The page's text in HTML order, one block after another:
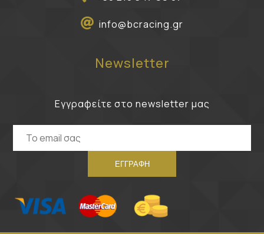
info@bcracing.gr
Newsletter
Εγγραφείτε στο newsletter μας